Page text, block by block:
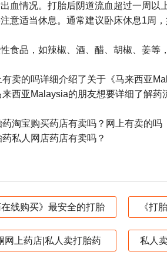
血情况。打胎后阴道流血超过一周
意适当休息。通常建议卧床休息1周
食品，如辣椒、酒、醋、胡椒、姜
有卖的吗详细介绍了关于《马来西亚
西亚Malaysia的朋友想要详细了解药
药淘宝购买药店有卖吗？网上有卖的吗
药私人网店药店有卖吗？
在线购买》最安全的打胎 《打
网上药店|私人卖打胎药 私人